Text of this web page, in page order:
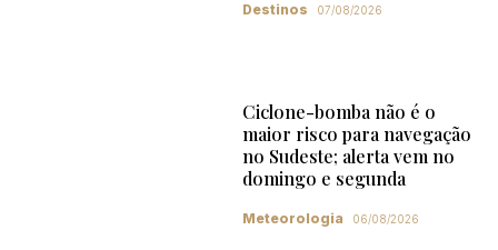
Destinos 07/08/2026
Ciclone-bomba não é o
maior risco para navegação
no Sudeste; alerta vem no
domingo e segunda
Meteorologia 06/08/2026